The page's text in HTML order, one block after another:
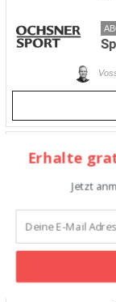
Erhalte
Jetzt